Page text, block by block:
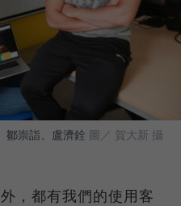
鄒崇詣、盧濟銓 圖／ 賀大新 攝
，都有我們的使用客